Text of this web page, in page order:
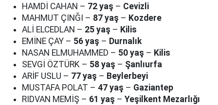
HAMDİ CAHAN – 72 yaş – Cevizli
MAHMUT ÇINĞI – 87 yaş – Kozdere
ALİ ELCEDLAN – 25 yaş – Kilis
EMİNE ÇAY – 56 yaş – Durnalık
NASAN ELMUHAMMED – 50 yaş – Kilis
SEVGİ ÖZTÜRK – 58 yaş – Şanlıurfa
ARİF USLU – 77 yaş – Beylerbeyi
MUSTAFA POLAT – 47 yaş – Gaziantep
RIDVAN MEMİŞ – 61 yaş – Yeşilkent Mezarlığı